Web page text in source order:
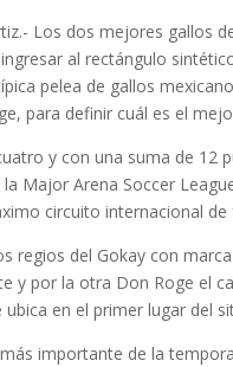
Los dos mejores gallos
al rectángulo
pelea de gallos
para definir cuál es el
y con una suma de 12
Major Arena Soccer
circuito internacional
regios del Gokay con
y por la otra Don Roge el
en el primer lugar del
importante de la